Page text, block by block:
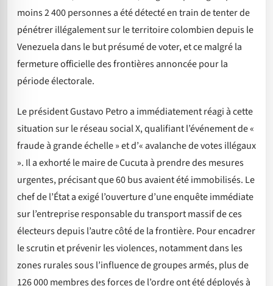
moins 2 400 personnes a été détecté en train de tenter de
pénétrer illégalement sur le territoire colombien depuis le
Venezuela dans le but présumé de voter, et ce malgré la
fermeture officielle des frontières annoncée pour la
période électorale.
Le président Gustavo Petro a immédiatement réagi à cette
situation sur le réseau social X, qualifiant l’événement de «
fraude à grande échelle » et d’« avalanche de votes illégaux
». Il a exhorté le maire de Cucuta à prendre des mesures
urgentes, précisant que 60 bus avaient été immobilisés. Le
chef de l’État a exigé l’ouverture d’une enquête immédiate
sur l’entreprise responsable du transport massif de ces
électeurs depuis l’autre côté de la frontière. Pour encadrer
le scrutin et prévenir les violences, notamment dans les
zones rurales sous l’influence de groupes armés, plus de
126 000 membres des forces de l’ordre ont été déployés à